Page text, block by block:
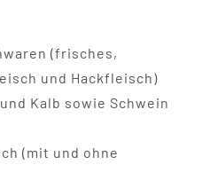
(frisches,
und Hackfleisch)
Kalb sowie Schwein
(mit und ohne